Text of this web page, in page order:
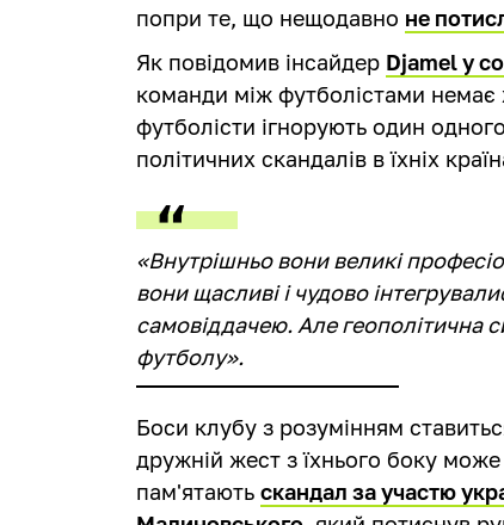
попри те, що нещодавно не
Як повідомив інсайдер Djamel у
команди між футболістами немає
футболісти ігнорують один
політичних скандалів в їхніх
«Внутрішньо вони великі
вони щасливі і чудово
самовіддачею. Але геополітична
футболу».
Боси клубу з розумінням
дружній жест з їхнього боку
пам'ятаютьскандал за участю